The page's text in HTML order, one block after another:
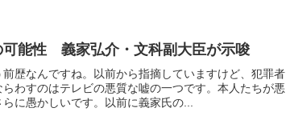
可能性 義家弘介・文科副大臣が示唆
前歴なんですね。以前から指摘していますけど、犯罪者
わすのはテレビの悪質な嘘の一つです。本人たちが悪
に愚かしいです。以前に義家氏の...